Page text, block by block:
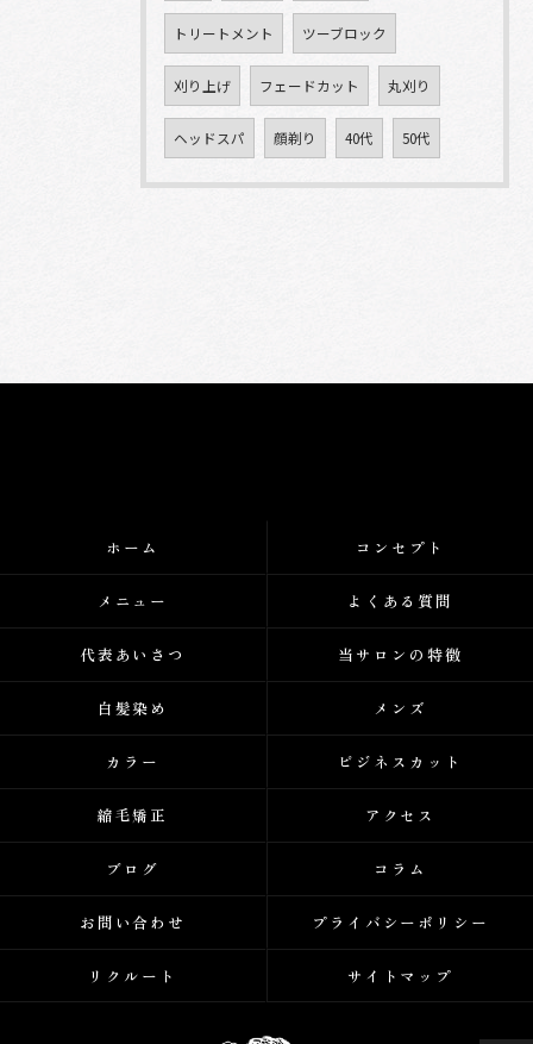
トリートメント ツーブロック
刈り上げ フェードカット 丸刈り
ヘッドスパ 顔剃り 40代 50代
ホーム コンセプト
メニュー よくある質問
代表あいさつ 当サロンの特徴
白髪染め メンズ
カラー ビジネスカット
縮毛矯正 アクセス
ブログ コラム
お問い合わせ プライバシーポリシー
リクルート サイトマップ